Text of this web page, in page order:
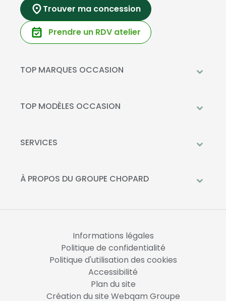
Trouver ma concession
Prendre un RDV atelier
TOP MARQUES OCCASION
Mercedes-Benz
Kia
TOP MODÈLES OCCASION
Peugeot 208
SERVICES
Livraison à domicile
La Recharge Chopard
À PROPOS DU GROUPE CHOPARD
Nos concessions
Nous rejoindre
Informations légales
Politique de confidentialité
Politique d'utilisation des cookies
Accessibilité
Plan du site
Création du site Webqam Groupe